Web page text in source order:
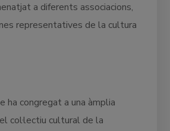
a diferents associacions,
representatives de la cultura
ha congregat a una àmplia
col·lectiu cultural de la